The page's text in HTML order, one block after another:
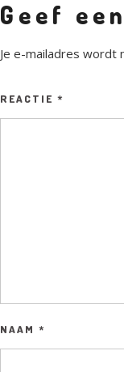
Geef
Je e-mailadres wordt
REACTIE *
NAAM *